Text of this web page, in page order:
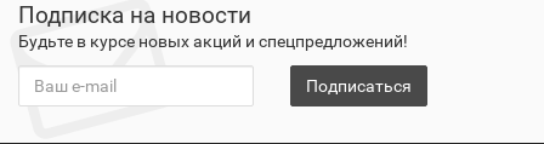
Подписка на новости
Будьте в курсе новых акций и спецпредложений!
Подписаться